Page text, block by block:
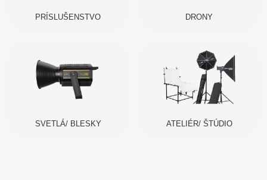
PRÍSLUŠENSTVO DRONY
SVETLÁ/ BLESKY ATELIÉR/ ŠTÚDIO